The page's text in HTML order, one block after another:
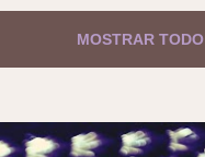
MOSTRAR TODO